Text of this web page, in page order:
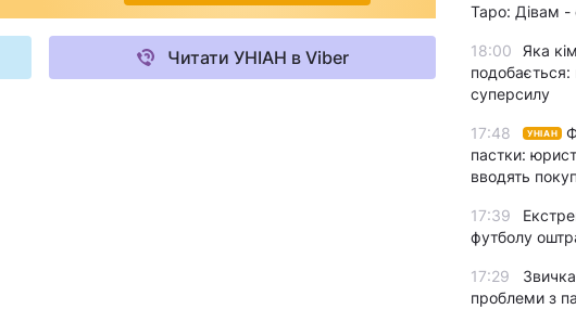
Читати УНІАН в Viber
Таро: Дівам -
18:00
Яка
подобається:
суперсилу
17:48 УНІАН
пастки:
вводять
17:39
футболу
17:29
проблеми з